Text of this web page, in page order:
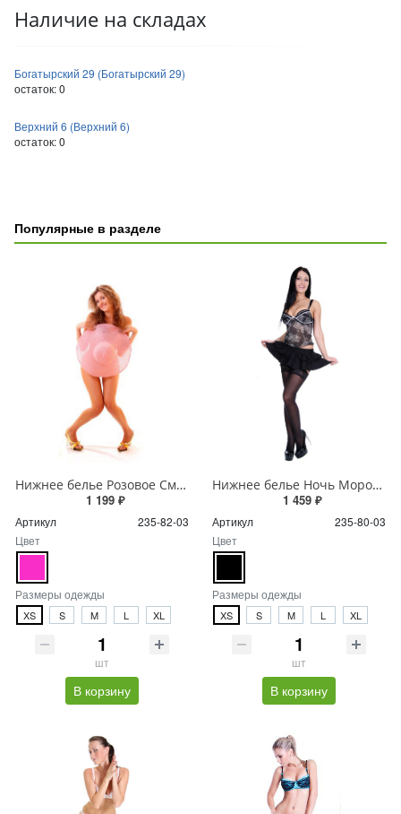
Наличие на складах
Богатырский 29 (Богатырский 29)
остаток:0
Верхний 6 (Верхний 6)
остаток:0
Популярные в разделе
Нижнее белье Розовое Смущенье
1 199 ₽
Артикул
235-82-03
Цвет
Размеры одежды
XS S M L XL
шт
В корзину
Нижнее белье Ночь Морозных Узоров
1 459 ₽
Артикул
235-80-03
Цвет
Размеры одежды
XS S M L XL
шт
В корзину